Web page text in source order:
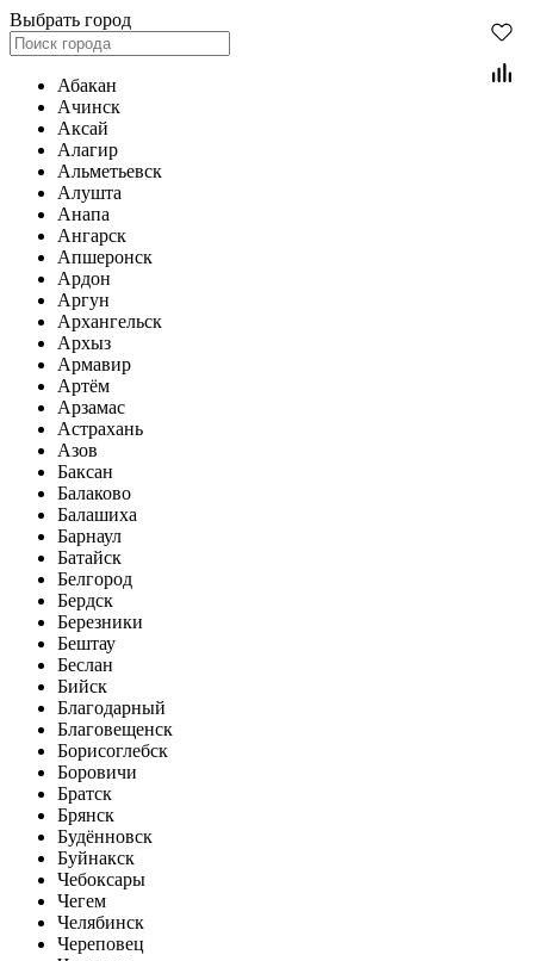
Выбрать город
Абакан
Ачинск
Аксай
Алагир
Альметьевск
Алушта
Анапа
Ангарск
Апшеронск
Ардон
Аргун
Архангельск
Архыз
Армавир
Артём
Арзамас
Астрахань
Азов
Баксан
Балаково
Балашиха
Барнаул
Батайск
Белгород
Бердск
Березники
Бештау
Беслан
Бийск
Благодарный
Благовещенск
Борисоглебск
Боровичи
Братск
Брянск
Будённовск
Буйнакск
Чебоксары
Чегем
Челябинск
Череповец